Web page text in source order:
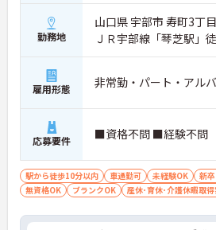
勤務地
山口県 宇部市 寿町3丁
ＪＲ宇部線「琴芝駅」
雇用形態 非常勤・パート・アル
応募要件 ■資格不問 ■経験不問
駅から徒歩10分以内 車通勤可 未経験OK 新
無資格OK
ブランクOK 産休･育休･介護休暇取得